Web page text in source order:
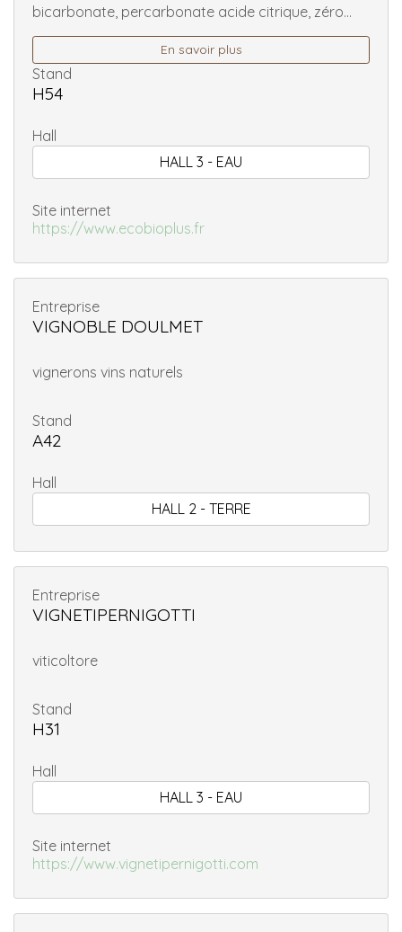
bicarbonate, percarbonate acide citrique, zéro...
En savoir plus
Stand
H54
Hall
HALL 3 - EAU
Site internet
https://www.ecobioplus.fr
Entreprise
VIGNOBLE DOULMET
vignerons vins naturels
Stand
A42
Hall
HALL 2 - TERRE
Entreprise
VIGNETIPERNIGOTTI
viticoltore
Stand
H31
Hall
HALL 3 - EAU
Site internet
https://www.vignetipernigotti.com